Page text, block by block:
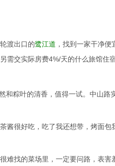
渡出口的鹭江道 ，找到一家干净
交实际房费4%/天的什么旅馆住
和粽叶的清香，值得一试。中山
酱很好吃，吃了我还想带，烤面
难找的菜场里，一定要问路，表